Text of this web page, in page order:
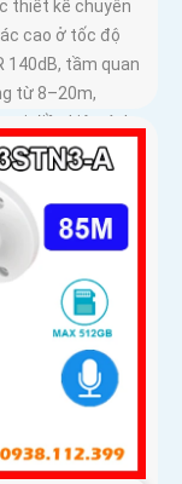
thiết kế chuyên
cao ở tốc độ
140dB, tầm quan
từ 8–20m,
điều kiện ánh